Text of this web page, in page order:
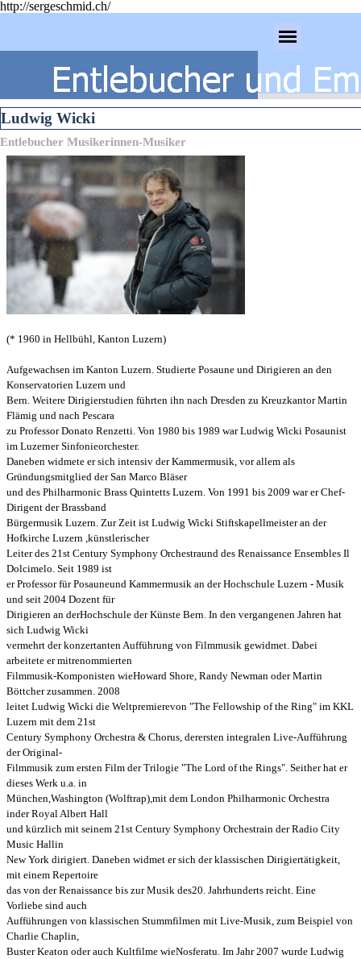
http://sergeschmid.ch/
Ludwig Wicki
Entlebucher Musikerinnen-Musiker
(* 1960 in Hellbühl, Kanton Luzern)
Aufgewachsen im Kanton Luzern. Studierte Posaune und Dirigieren an den
Konservatorien Luzern und
Bern. Weitere Dirigierstudien führten ihn nach Dresden zu Kreuzkantor Martin
Flämig und nach Pescara
zu Professor Donato Renzetti. Von 1980 bis 1989 war Ludwig Wicki Posaunist
im Luzerner Sinfonieorchester.
Daneben widmete er sich intensiv der Kammermusik, vor allem als
Gründungsmitglied der San Marco Bläser
und des Philharmonic Brass Quintetts Luzern. Von 1991 bis 2009 war er Chef-
Dirigent der Brassband
Bürgermusik Luzern. Zur Zeit ist Ludwig Wicki Stiftskapellmeister an der
Hofkirche Luzern ,künstlerischer
Leiterdes 21st Century Symphony Orchestraund des Renaissance Ensembles Il
Dolcimelo. Seit 1989 ist
er Professorfür Posauneund Kammermusik an der Hochschule Luzern - Musik
und seit 2004 Dozent für
Dirigieren an derHochschule der Künste Bern. In den vergangenen Jahren hat
sich Ludwig Wicki
vermehrt der konzertanten Aufführung von Filmmusik gewidmet. Dabei
arbeitete er mitrenommierten
Filmmusik-Komponisten wieHoward Shore, Randy Newman oder Martin
Böttcher zusammen. 2008
leitet Ludwig Wicki die Weltpremierevon "The Fellowship of the Ring" im KKL
Luzern mit dem 21st
Century Symphony Orchestra & Chorus, derersten integralen Live-Aufführung
der Original-
Filmmusik zum ersten Film der Trilogie "The Lord of the Rings". Seither hat er
dieses Werk u.a. in
München,Washington (Wolftrap),mit dem London Philharmonic Orchestra
inder Royal Albert Hall
und kürzlich mit seinem 21st Century Symphony Orchestrain der Radio City
Music Hallin
New York dirigiert. Daneben widmet er sich der klassischen Dirigiertätigkeit,
mit einem Repertoire
das von derRenaissance bis zur Musik des20. Jahrhunderts reicht. Eine
Vorliebe sind auch
Aufführungen von klassischen Stummfilmen mit Live-Musik, zum Beispiel von
Charlie Chaplin,
Buster Keaton oder auch Kultfilme wieNosferatu. Im Jahr 2007 wurde Ludwig